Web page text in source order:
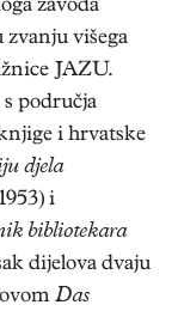
zavoda
višega
JAZU.
područja
i hrvatske
djela
i
bibliotekara
dijelova dvaju
Das